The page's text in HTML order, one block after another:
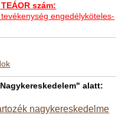
szám:
engedélyköteles-
alatt:
nagykereskedelme